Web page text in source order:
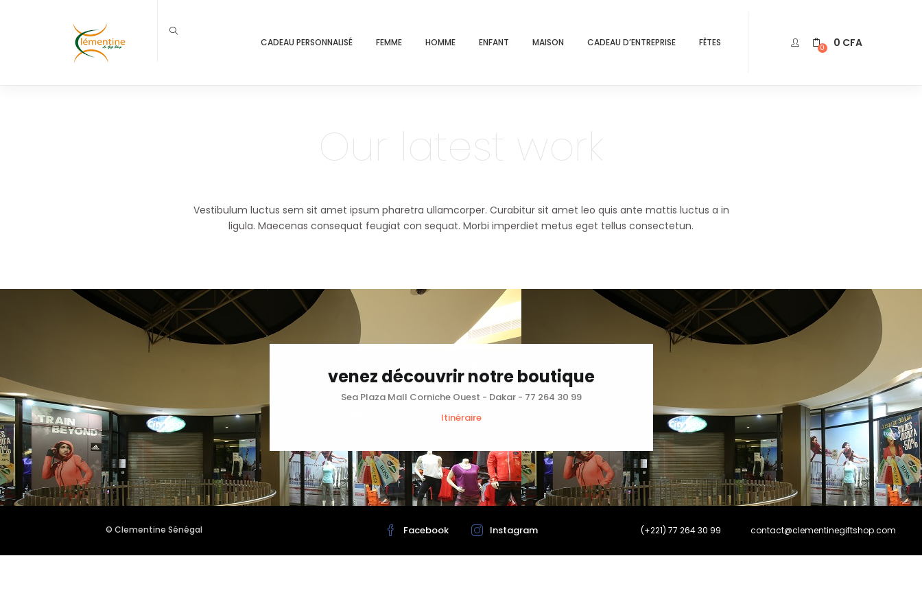
CADEAU PERSONNALISÉ FEMME HOMME ENFANT MAISON CADEAU D’ENTREPRISE FÊTES 0 0 CFA
Our latest work
Vestibulum luctus sem sit amet ipsum pharetra ullamcorper. Curabitur sit amet leo quis ante mattis luctus a in
ligula. Maecenas consequat feugiat con sequat. Morbi imperdiet metus eget tellus consectetun.
venez découvrir notre boutique
Sea Plaza Mall Corniche Ouest - Dakar - 77 264 30 99
Itinéraire
© Clementine Sénégal Facebook Instagram (+221) 77 264 30 99 contact@clementinegiftshop.com